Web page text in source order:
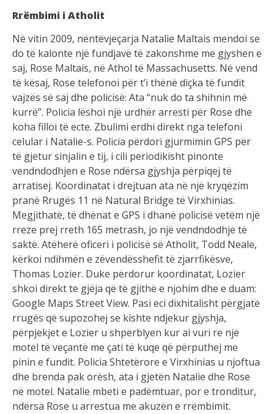
Rrëmbimi i Atholit
Në vitin 2009, nëntëvjeçarja Natalie Maltais mendoi se
do të kalonte një fundjavë të zakonshme me gjyshen e
saj, Rose Maltais, në Athol të Massachusetts. Në vend
të kësaj, Rose telefonoi për t’i thënë diçka të fundit
vajzës së saj dhe policisë: Ata “nuk do ta shihnin më
kurrë”. Policia lëshoi një urdhër arresti për Rose dhe
koha filloi të ecte. Zbulimi erdhi direkt nga telefoni
celular i Natalie-s. Policia përdori gjurmimin GPS për
të gjetur sinjalin e tij, i cili periodikisht pinonte
vendndodhjen e Rose ndërsa gjyshja përpiqej të
arratisej. Koordinatat i drejtuan ata në një kryqëzim
pranë Rrugës 11 në Natural Bridge të Virxhinias.
Megjithatë, të dhënat e GPS i dhanë policisë vetëm një
rreze prej rreth 165 metrash, jo një vendndodhje të
saktë. Atëherë oficeri i policisë së Atholit, Todd Neale,
kërkoi ndihmën e zëvendësshefit të zjarrfikësve,
Thomas Lozier. Duke përdorur koordinatat, Lozier
shkoi direkt te gjëja që të gjithë e njohim dhe e duam:
Google Maps Street View. Pasi eci dixhitalisht përgjatë
rrugës që supozohej se kishte ndjekur gjyshja,
përpjekjet e Lozier u shpërblyen kur ai vuri re një
motel të veçantë me çati të kuqe që përputhej me
pinin e fundit. Policia Shtetërore e Virxhinias u njoftua
dhe brenda pak orësh, ata i gjetën Natalie dhe Rose
në motel. Natalie mbeti e padëmtuar, por e tronditur,
ndërsa Rose u arrestua me akuzën e rrëmbimit.